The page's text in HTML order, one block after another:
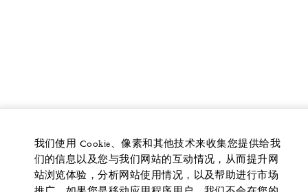
我们使用 Cookie、像素和其他技术来收集您提供给我
们的信息以及您与我们网站的互动情况，从而提升网
站浏览体验，分析网站使用情况，以及帮助进行市场